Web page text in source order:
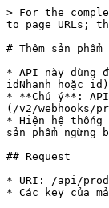
> For the
to page URLs;
# Thêm sản phẩm
* API này dùng
idNhanh hoặc
* **Chú ý**:
(/v2/webhooks/
* Hiện hệ thống
sản phẩm
## Request
* URI: /api/
* Các key của